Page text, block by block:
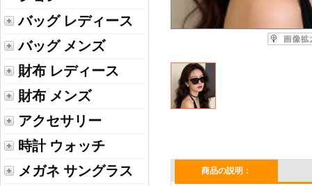
バッグ レディース
バッグ メンズ
財布 レディース
財布 メンズ
アクセサリー
時計 ウォッチ
メガネ サングラス
商品の説明：